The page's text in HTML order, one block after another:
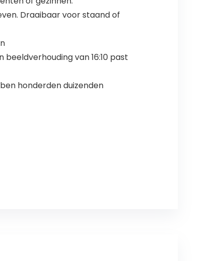
Draaibaar voor staand of
van 16:10 past
honderden duizenden